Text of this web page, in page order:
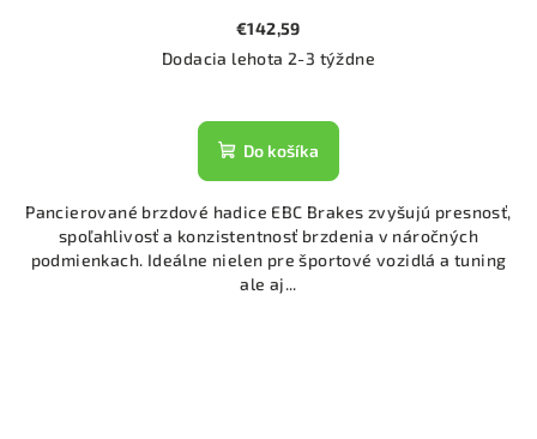
€142,59
Dodacia lehota 2-3 týždne
Do košíka
Pancierované brzdové hadice EBC Brakes zvyšujú presnosť,
spoľahlivosť a konzistentnosť brzdenia v náročných
podmienkach. Ideálne nielen pre športové vozidlá a tuning
ale aj...